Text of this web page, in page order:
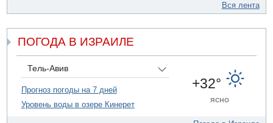
Прогноз погоды: с понедельника усиление жары в
09.08.2026 15:49
Хуситы сообщили об ударе дроном по саудовскому НПЗ
09.08.2026 14:43
Умер пятилетний ребенок, забытый в закрытой машине
в Лоде
Вся лента
ПОГОДА В ИЗРАИЛЕ
Тель-Авив
Прогноз погоды на 7 дней
Уровень воды в озере Кинерет
+32°
ясно